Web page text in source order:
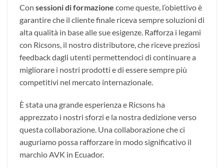
Con sessioni di formazione come queste, l’obiettivo è
garantire che il cliente finale riceva sempre soluzioni di
alta qualità in base alle sue esigenze. Rafforza i legami
con Ricsons, il nostro distributore, che riceve preziosi
feedback dagli utenti permettendoci di continuare a
migliorare i nostri prodotti e di essere sempre più
competitivi nel mercato internazionale.
È stata una grande esperienza e Ricsons ha
apprezzato i nostri sforzi e la nostra dedizione verso
questa collaborazione. Una collaborazione che ci
auguriamo possa rafforzare in modo significativo il
marchio AVK in Ecuador.